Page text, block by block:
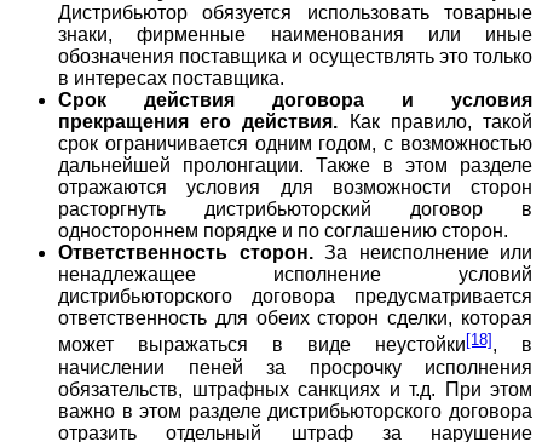
Дистрибьютор обязуется использовать товарные
знаки, фирменные наименования или иные
обозначения поставщика и осуществлять это только
в интересах поставщика.
Срок действия договора и условия
прекращения его действия. Как правило, такой
срок ограничивается одним годом, с возможностью
дальнейшей пролонгации. Также в этом разделе
отражаются условия для возможности сторон
расторгнуть дистрибьюторский договор в
одностороннем порядке и по соглашению сторон.
Ответственность сторон.За неисполнение или
ненадлежащее исполнение условий
дистрибьюторского договора предусматривается
ответственность для обеих сторон сделки, которая
может выражаться в виде неустойки[18], в
начислении пеней за просрочку исполнения
обязательств, штрафных санкциях и т.д. При этом
важно в этом разделе дистрибьюторского договора
отразить отдельный штраф за нарушение